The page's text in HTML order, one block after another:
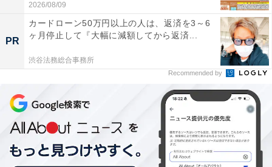
ハイコーキ「BSL1240M」
HiKOKI(ハイコーキ) リチウムイオン電池 10.8V
BSL1240M
Amazonで見る
2026/08/09
PR
カードローン50万円以上の人は、返済を3～6
ヶ月停止して『大幅に減額してから返済...
渋谷法務総合事務所
Recommended by